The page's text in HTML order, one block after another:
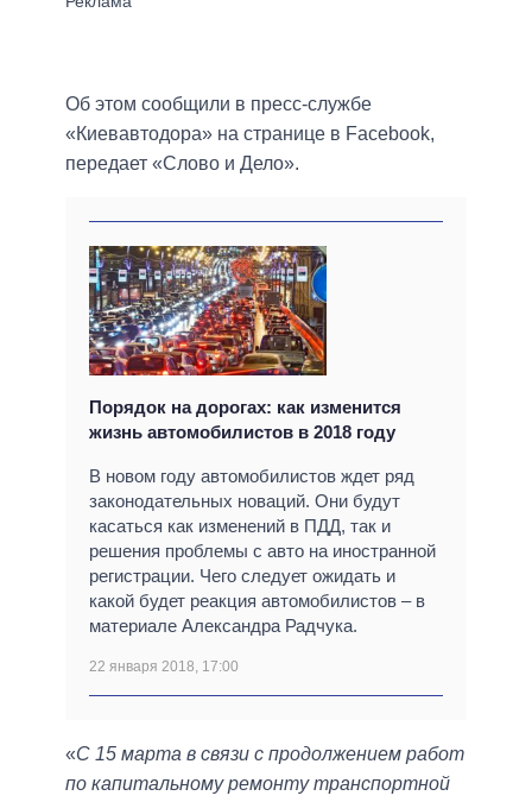
Об этом сообщили в пресс-службе
«Киевавтодора» на странице в Facebook,
передает «Слово и Дело».
Порядок на дорогах: как изменится
жизнь автомобилистов в 2018 году
В новом году автомобилистов ждет ряд
законодательных новаций. Они будут
касаться как изменений в ПДД, так и
решения проблемы с авто на иностранной
регистрации. Чего следует ожидать и
какой будет реакция автомобилистов – в
материале Александра Радчука.
22 января 2018, 17:00
«С 15 марта в связи с продолжением работ
по капитальному ремонту транспортной